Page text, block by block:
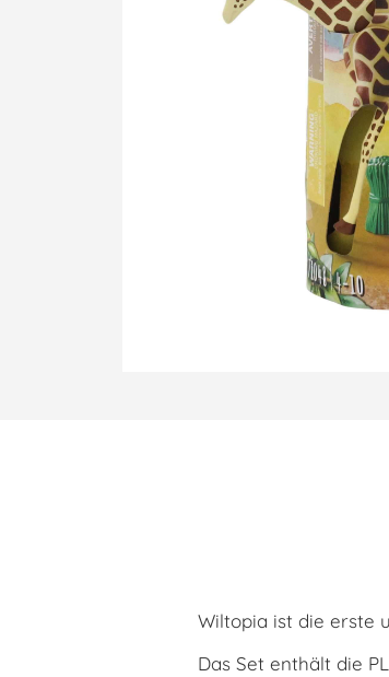
Wiltopia ist die erste
Das Set enthält die